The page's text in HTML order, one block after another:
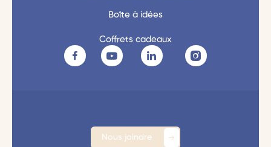
Boîte à idées
Coffrets cadeaux
Nous joindre